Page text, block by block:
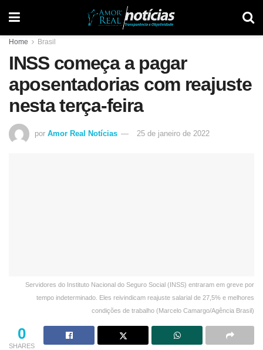
Home Brasil
INSS começa a pagar
aposentadorias com reajuste
nesta terça-feira
por Amor Real Notícias 25 de janeiro de 2022
Servidores do Instituto Nacional do Seguro Social (INSS) entraram em greve por
tempo indeterminado. Eles reivindicam reajuste salarial de 27,5% e melhores
condições de trabalho (Marcelo Camargo/Agência Brasil)
0
SHARES